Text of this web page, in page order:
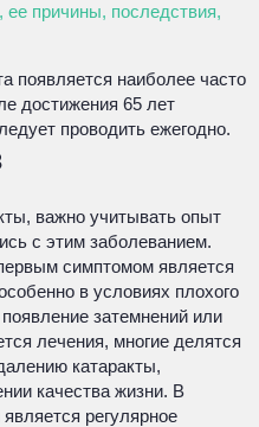
ее причины, последствия,
появляется наиболее часто
достижения 65 лет
проводить ежегодно.
важно учитывать опыт
с этим заболеванием.
симптомом является
в условиях плохого
затемнений или
лечения, многие делятся
катаракты,
качества жизни. В
регулярное